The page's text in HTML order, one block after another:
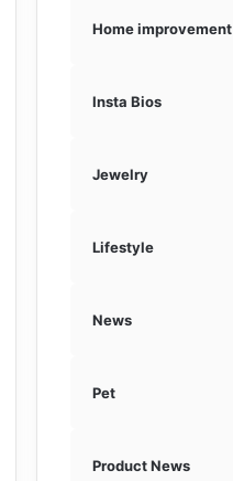
Home improvement
Insta Bios
Jewelry
Lifestyle
News
Pet
Product News